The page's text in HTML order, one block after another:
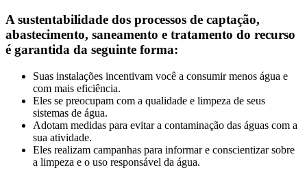
A sustentabilidade dos processos de captação,
abastecimento, saneamento e tratamento do recurso
é garantida da seguinte forma:
Suas instalações incentivam você a consumir menos água e
com mais eficiência.
Eles se preocupam com a qualidade e limpeza de seus
sistemas de água.
Adotam medidas para evitar a contaminação das águas com a
sua atividade.
Eles realizam campanhas para informar e conscientizar sobre
a limpeza e o uso responsável da água.